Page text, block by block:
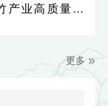
产业高质量发
更多